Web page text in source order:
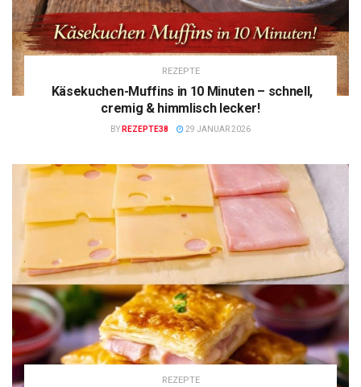
REZEPTE
Käsekuchen-Muffins in 10 Minuten – schnell,
cremig & himmlisch lecker!
BY REZEPTE38 29 JANUAR 2026
REZEPTE